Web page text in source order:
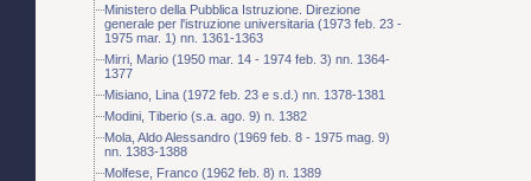
Ministero della Pubblica Istruzione. Direzione
generale per l'istruzione universitaria (1973 feb. 23 -
1975 mar. 1) nn. 1361-1363
Mirri, Mario (1950 mar. 14 - 1974 feb. 3) nn. 1364-
1377
Misiano, Lina (1972 feb. 23 e s.d.) nn. 1378-1381
Modini, Tiberio (s.a. ago. 9) n. 1382
Mola, Aldo Alessandro (1969 feb. 8 - 1975 mag. 9)
nn. 1383-1388
Molfese, Franco (1962 feb. 8) n. 1389